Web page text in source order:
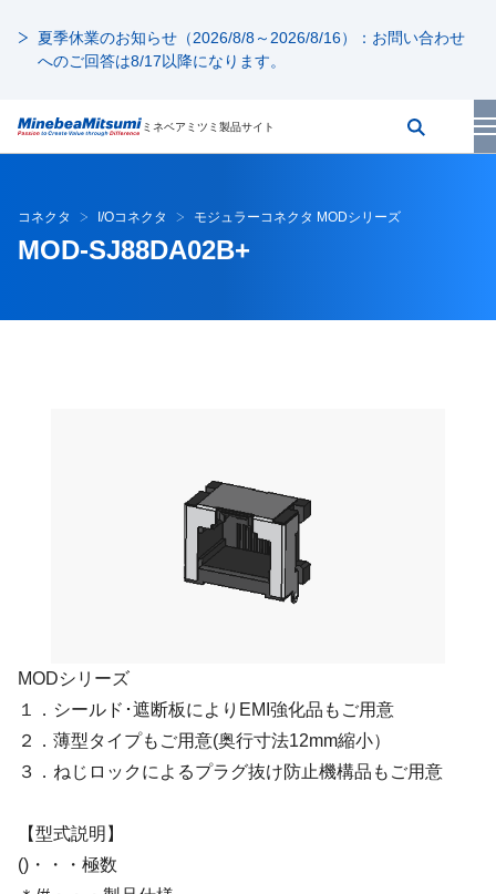
夏季休業のお知らせ（2026/8/8～2026/8/16）：お問い合わせ
へのご回答は8/17以降になります。
ミネベアミツミ製品サイト
コネクタ I/Oコネクタ モジュラーコネクタ MODシリーズ
MOD-SJ88DA02B+
MODシリーズ
１．シールド･遮断板によりEMI強化品もご用意
２．薄型タイプもご用意(奥行寸法12mm縮小）
３．ねじロックによるプラグ抜け防止機構品もご用意
【型式説明】
()・・・極数